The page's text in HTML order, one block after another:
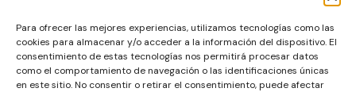
Para ofrecer las mejores experiencias, utilizamos tecnologías como las
cookies para almacenar y/o acceder a la información del dispositivo. El
consentimiento de estas tecnologías nos permitirá procesar datos
como el comportamiento de navegación o las identificaciones únicas
en este sitio. No consentir o retirar el consentimiento, puede afectar
pregúntame también por aquí y lo resolvemos
juntas.